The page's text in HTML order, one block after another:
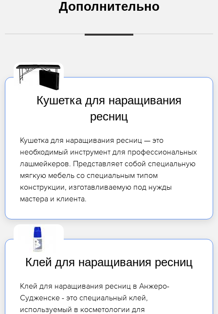
Дополнительно
Кушетка для наращивания
ресниц
Кушетка для наращивания ресниц — это
необходимый инструмент для профессиональных
лашмейкеров. Представляет собой специальную
мягкую мебель со специальным типом
конструкции, изготавливаемую под нужды
мастера и клиента.
Клей для наращивания ресниц
Клей для наращивания ресниц в Анжеро-
Судженске - это специальный клей,
используемый в косметологии для